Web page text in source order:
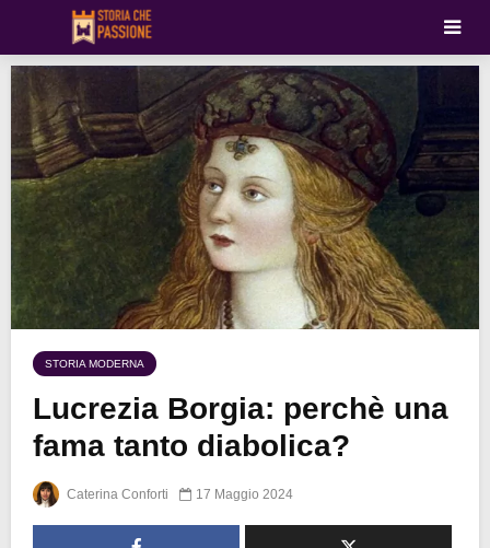
STORIA MODERNA
Lucrezia Borgia: perchè una
fama tanto diabolica?
Caterina Conforti 17 Maggio 2024